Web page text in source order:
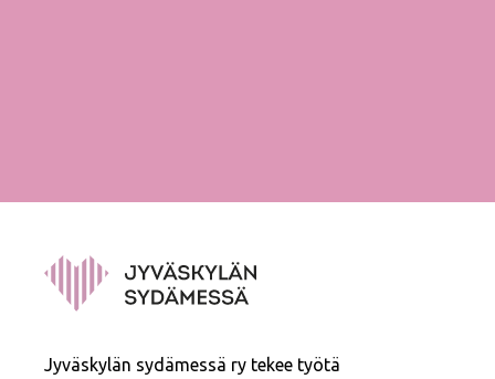
Jyväskylän sydämessä ry tekee työtä